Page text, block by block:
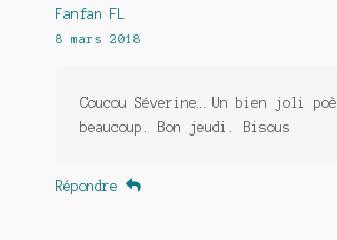
Fanfan FL
8 mars 2018
Coucou Séverine… Un bien joli
beaucoup. Bon jeudi. Bisous
Répondre